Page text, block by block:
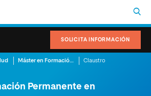
SOLICITA INFORMACIÓN
Máster en Formación Permanente en Ejercicio Físico y Mujer: Enfoque Multidisciplinar Claustro
Permanente en